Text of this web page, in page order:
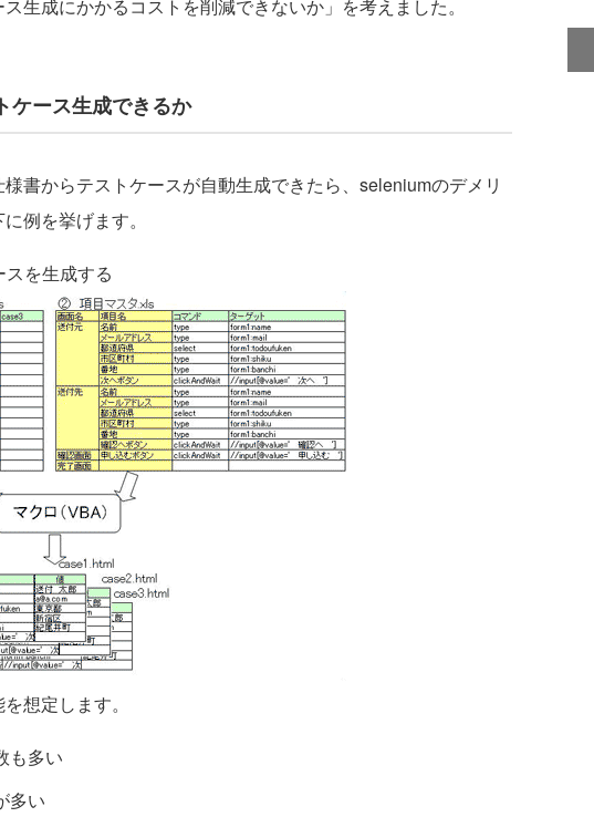
生成にかかるコストを削減できないか」を考えました。
ケース生成できるか
書からテストケースが自動生成できたら、seleniumのデメリ
例を挙げます。
を生成する
想定します。
も多い
多い